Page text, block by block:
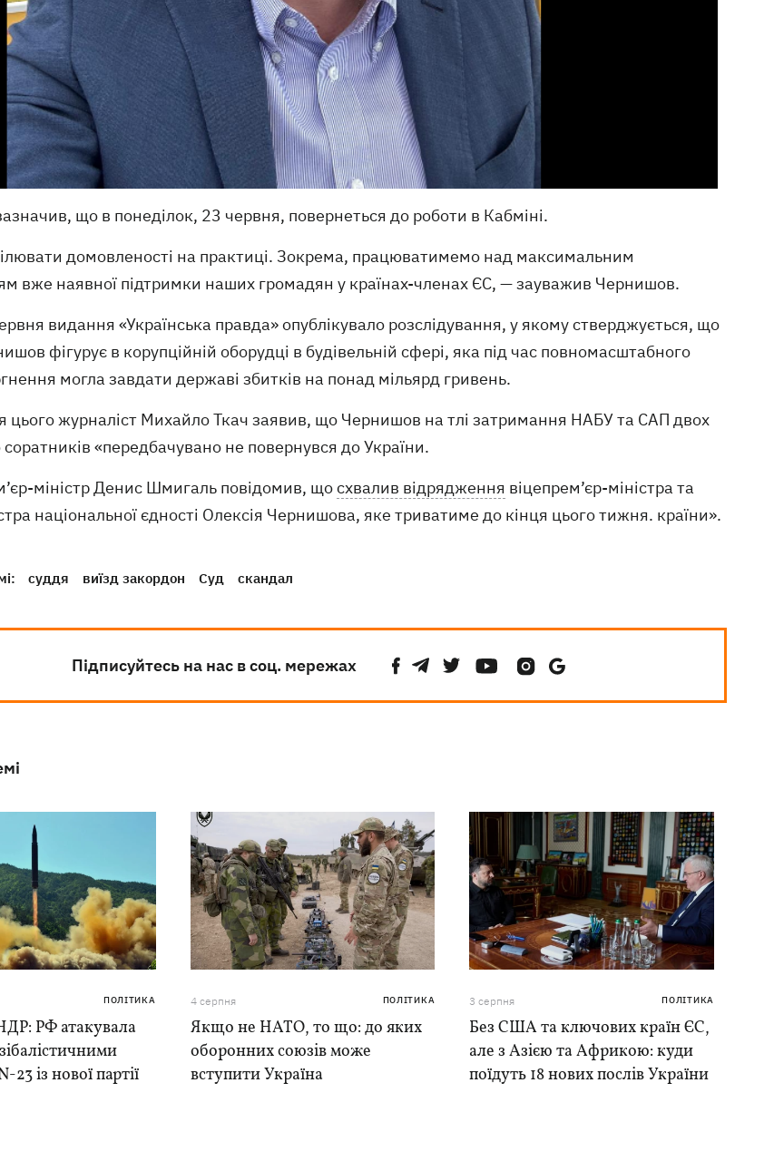
що в понеділок, 23 червня, повернеться до роботи в Кабміні.
домовленості на практиці. Зокрема, працюватимемо над максимальним
вже наявної підтримки наших громадян у країнах-членах ЄС, — зауважив Чернишов.
видання «Українська правда» опублікувало розслідування, у якому стверджується, що
фігурує в корупційній оборудці в будівельній сфері, яка під час повномасштабного
могла завдати державі збитків на понад мільярд гривень.
цього журналіст Михайло Ткач заявив, що Чернишов на тлі затримання НАБУ та САП двох
соратників «передбачувано не повернувся до України.
міністр Денис Шмигаль повідомив, щосхвалив відрядження віцепрем’єр-міністра та
національної єдності Олексія Чернишова, яке триватиме до кінця цього тижня. країни».
суддя виїзд закордон Суд скандал
Підписуйтесь на нас в соц. мережах
ПОЛІТИКА
РФ атакувала
із нової партії
4 серпня ПОЛІТИКА
Якщо не НАТО, то що: до яких
оборонних союзів може
вступити Україна
3 серпня ПОЛІТИКА
Без США та ключових країн ЄС,
але з Азією та Африкою: куди
поїдуть 18 нових послів України